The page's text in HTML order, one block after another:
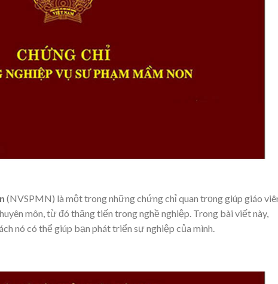
(NVSPMN) là một trong những chứng chỉ quan trọng giúp giáo
môn, từ đó thăng tiến trong nghề nghiệp. Trong bài viết này,
nó có thể giúp bạn phát triển sự nghiệp của mình.